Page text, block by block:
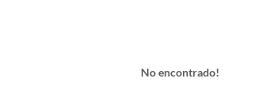
No encontrado!